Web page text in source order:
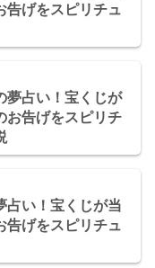
告げをスピリチュ
夢占い！宝くじが
お告げをスピリチ
占い！宝くじが当
告げをスピリチュ